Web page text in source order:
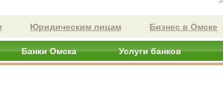
Юридическим лицам Бизнес в Омске
Банки Омска Услуги банков